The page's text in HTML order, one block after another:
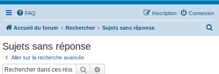
FAQ Connexion
Inscription
Accueil du forum Rechercher Sujets sans réponse
Sujets sans réponse
Aller sur la recherche avancée
Rechercher